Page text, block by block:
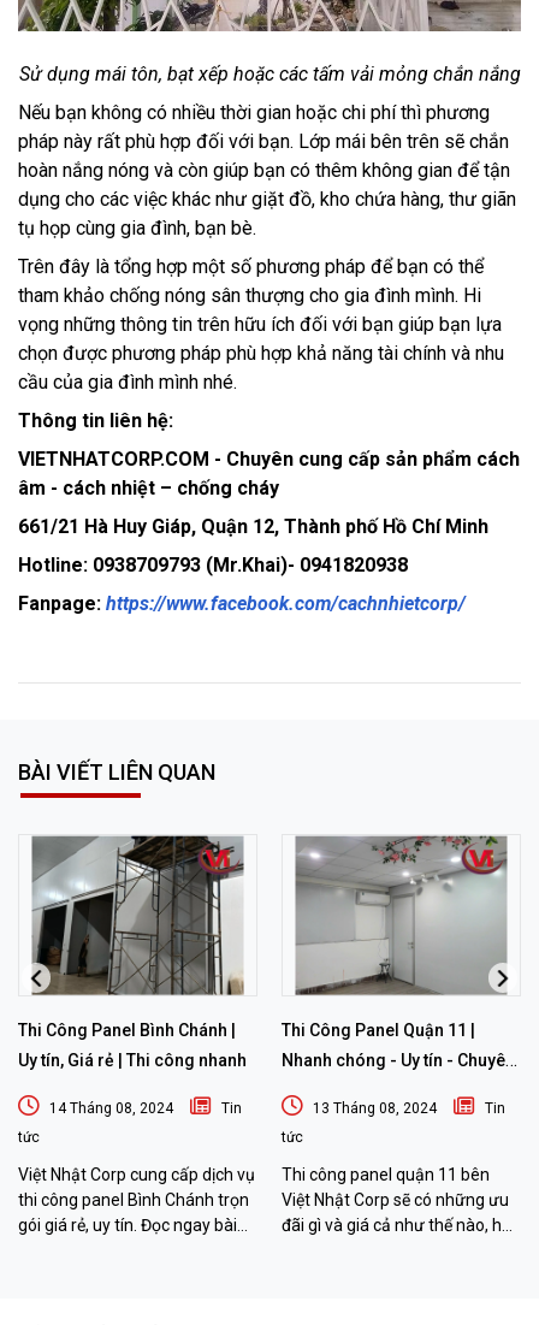
Sử dụng mái tôn, bạt xếp hoặc các tấm vải mỏng chắn nắng
Nếu bạn không có nhiều thời gian hoặc chi phí thì phương
pháp này rất phù hợp đối với bạn. Lớp mái bên trên sẽ chắn
hoàn nắng nóng và còn giúp bạn có thêm không gian để tận
dụng cho các việc khác như giặt đồ, kho chứa hàng, thư giãn
tụ họp cùng gia đình, bạn bè.
Trên đây là tổng hợp một số phương pháp để bạn có thể
tham khảo chống nóng sân thượng cho gia đình mình. Hi
vọng những thông tin trên hữu ích đối với bạn giúp bạn lựa
chọn được phương pháp phù hợp khả năng tài chính và nhu
cầu của gia đình mình nhé.
Thông tin liên hệ:
VIETNHATCORP.COM - Chuyên cung cấp sản phẩm cách
âm - cách nhiệt – chống cháy
661/21 Hà Huy Giáp, Quận 12, Thành phố Hồ Chí Minh
Hotline: 0938709793 (Mr.Khai)- 0941820938
Fanpage: https://www.facebook.com/cachnhietcorp/
BÀI VIẾT LIÊN QUAN
Thi Công Panel Bình Chánh |
Uy tín, Giá rẻ | Thi công nhanh
14 Tháng 08, 2024
Tin
tức
Việt Nhật Corp cung cấp dịch vụ
thi công panel Bình Chánh trọn
gói giá rẻ, uy tín. Đọc ngay bài
Thi Công Panel Quận 11 |
Nhanh chóng - Uy tín - Chuyên
13 Tháng 08, 2024
Tin
tức
Thi công panel quận 11 bên
Việt Nhật Corp sẽ có những ưu
đãi gì và giá cả như thế nào, hãy